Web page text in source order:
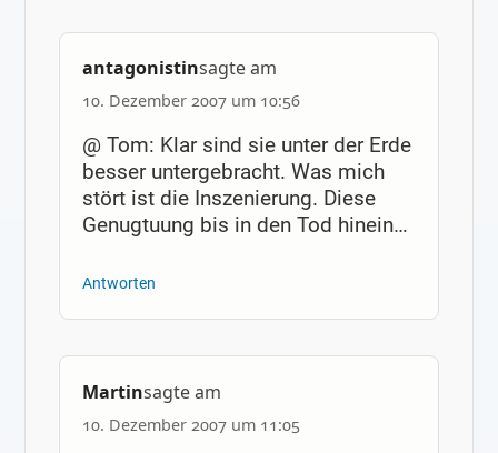
antagonistinsagte am
10. Dezember 2007 um 10:56
@ Tom: Klar sind sie unter der Erde
besser untergebracht. Was mich
stört ist die Inszenierung. Diese
Genugtuung bis in den Tod hinein…
Antworten
Martinsagte am
10. Dezember 2007 um 11:05